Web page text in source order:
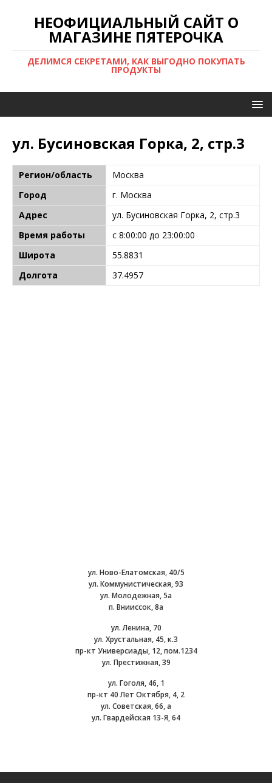
НЕОФИЦИАЛЬНЫЙ САЙТ О
МАГАЗИНЕ ПЯТЕРОЧКА
ДЕЛИМСЯ СЕКРЕТАМИ, КАК ВЫГОДНО ПОКУПАТЬ
ПРОДУКТЫ
ул. Бусиновская Горка, 2, стр.3
Регион/область
Москва
Город
г. Москва
Адрес
ул. Бусиновская Горка, 2, стр.3
Время работы
с 8:00:00 до 23:00:00
Широта
55.8831
Долгота
37.4957
ул. Ново-Елатомская, 40/5
ул. Коммунистическая, 93
ул. Молодежная, 5а
п. Внииссок, 8а
ул. Ленина, 70
ул. Хрустальная, 45, к.3
пр-кт Универсиады, 12, пом.1234
ул. Престижная, 39
ул. Гоголя, 46, 1
пр-кт 40 Лет Октября, 4, 2
ул. Советская, 66, а
ул. Гвардейская 13-Я, 64